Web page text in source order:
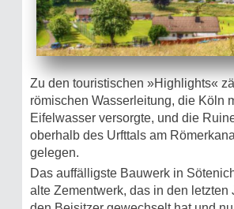
Zu den touristischen »Highlights«
römischen Wasserleitung, die Köln
Eifelwasser versorgte, und die
oberhalb des Urfttals am
gelegen.
Das auffälligste Bauwerk in
alte Zementwerk, das in den letzten